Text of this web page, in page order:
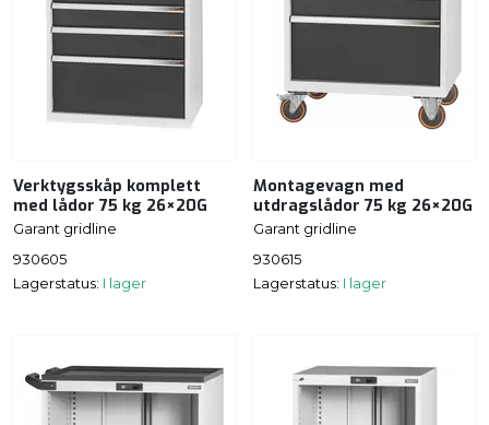
Verktygsskåp komplett
med lådor 75 kg 26×20G
Garant gridline
930605
Lagerstatus: I lager
Montagevagn med
utdragslådor 75 kg 26×20G
Garant gridline
930615
Lagerstatus: I lager